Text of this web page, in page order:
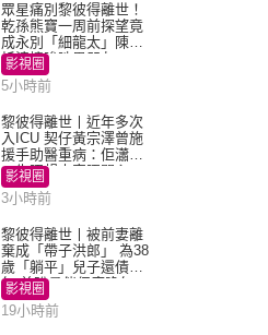
眾星痛別黎彼得離世！
乾孫熊寶一周前探望竟
成永別「細龍太」陳思
圻淚憶唉吔男朋友
影視圈
5小時前
黎彼得離世丨近年多次
入ICU 契仔黃宗澤曾施
援手助醫重病：佢瀟灑
一生唔想大家唔開心
影視圈
3小時前
黎彼得離世丨被前妻離
棄成「帶子洪郎」 為38
歲「躺平」兒子還債多
年 曾盼尋伴侶度晚年
影視圈
19小時前